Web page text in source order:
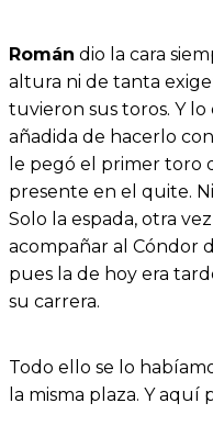
Román dio la cara
altura ni de tanta
tuvieron sus toros. Y
añadida de hacerlo
le pegó el primer toro
presente en el quite.
Solo la espada, otra
acompañar al Cóndor
pues la de hoy era
su carrera.
Todo ello se lo
la misma plaza. Y